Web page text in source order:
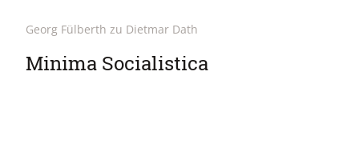
Georg Fülberth zu Dietmar Dath
Minima Socialistica